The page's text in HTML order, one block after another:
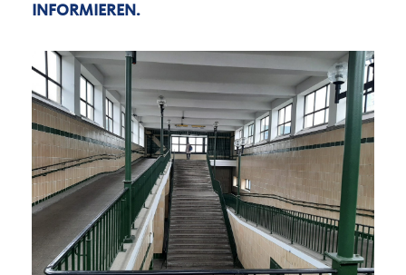
INFORMIEREN.